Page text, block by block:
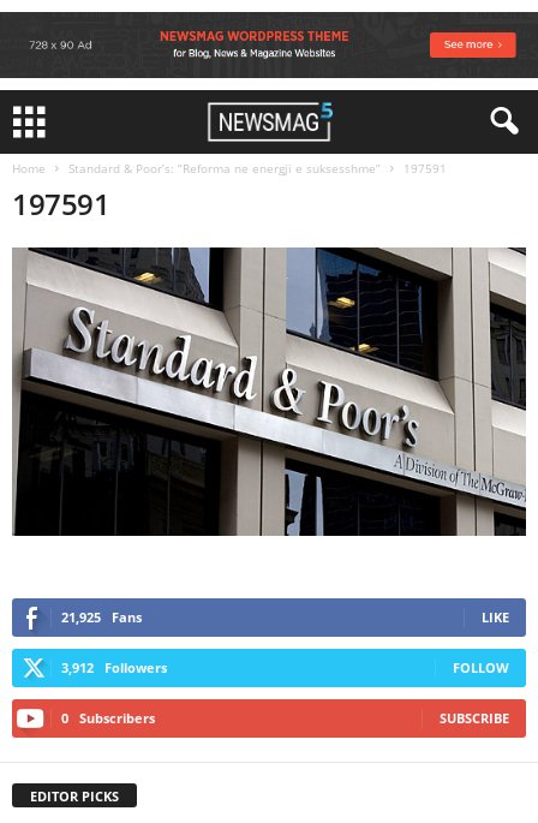
Home Standard & Poor’s: “Reforma ne energji e suksesshme” 197591
197591
21,925 Fans LIKE
3,912 Followers FOLLOW
0 Subscribers SUBSCRIBE
EDITOR PICKS